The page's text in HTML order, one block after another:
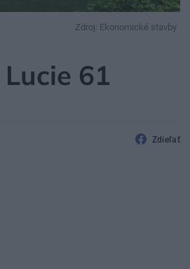
Zdroj: Ekonomické stavby
61
Zdieľať